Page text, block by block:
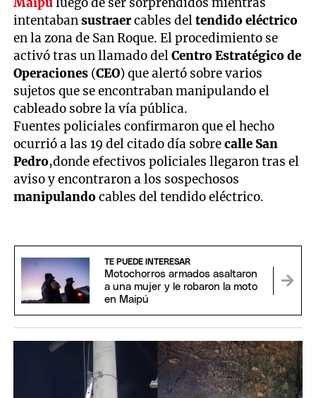
intentabansustraercables deltendido eléctrico
en la zona de San Roque. El procedimiento se
activó tras un llamado delCentro Estratégico de
Operaciones (CEO) que alertó sobre varios
sujetos que se encontraban manipulando el
cableado sobre la vía pública.
Fuentes policiales confirmaron que el hecho
ocurrió a las 19 del citado día sobrecalle San
Pedro,donde efectivos policiales llegaron tras el
aviso y encontraron a los sospechosos
manipulandocables del tendido eléctrico.
TE PUEDE INTERESAR
Motochorros armados asaltaron
a una mujer y le robaron la moto
en Maipú